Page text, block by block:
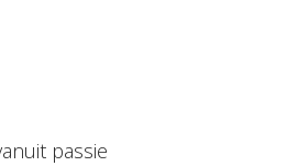
passie